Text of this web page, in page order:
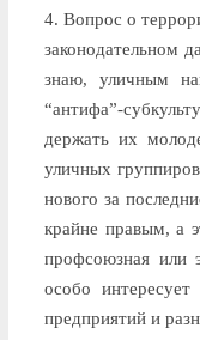
4. Вопрос о
законодательном
знаю, уличным
“антифа”-
держать их
уличных
нового за
крайне правым, а
профсоюзная или
особо
предприятий и